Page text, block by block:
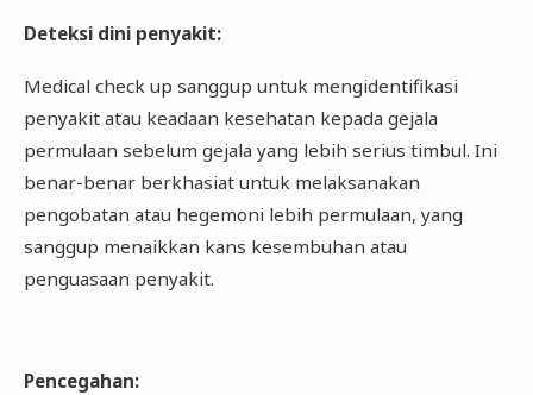
Deteksi dini penyakit:
Medical check up sanggup untuk mengidentifikasi
penyakit atau keadaan kesehatan kepada gejala
permulaan sebelum gejala yang lebih serius timbul. Ini
benar-benar berkhasiat untuk melaksanakan
pengobatan atau hegemoni lebih permulaan, yang
sanggup menaikkan kans kesembuhan atau
penguasaan penyakit.
Pencegahan: